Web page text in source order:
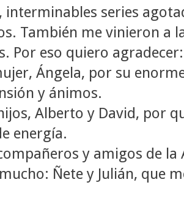
interminables series
También me vinieron a
Por eso quiero agradecer:
Ángela, por su
y ánimos.
Alberto y David, por
energía.
y amigos de
Ñete y Julián, que